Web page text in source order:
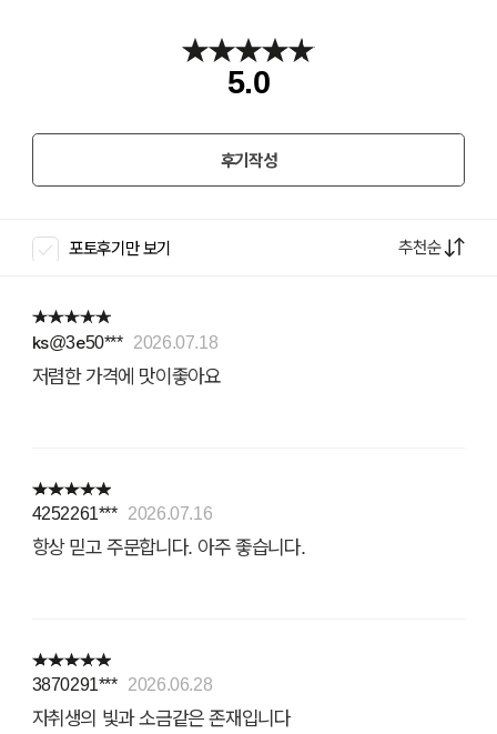
5.0
후기작성
포토후기만 보기 추천순
ks@3e50*** 2026.07.18
저렴한 가격에 맛이좋아요
4252261*** 2026.07.16
항상 믿고 주문합니다. 아주 좋습니다.
3870291*** 2026.06.28
자취생의 빛과 소금같은 존재입니다